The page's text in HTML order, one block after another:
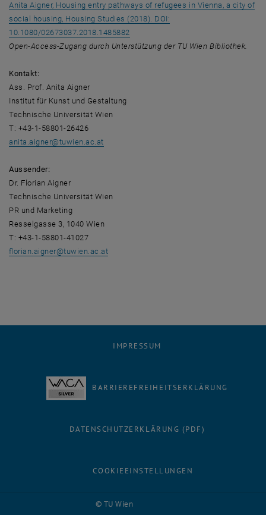
Anita Aigner, Housing entry pathways of refugees in Vienna, a city of
social housing, Housing Studies (2018). DOI:
10.1080/02673037.2018.1485882
Open-Access-Zugang durch Unterstützung der TU Wien Bibliothek.
Kontakt:
Ass. Prof. Anita Aigner
Institut für Kunst und Gestaltung
Technische Universität Wien
T: +43-1-58801-26426
anita.aigner@tuwien.ac.at
Aussender:
Dr. Florian Aigner
Technische Universität Wien
PR und Marketing
Resselgasse 3, 1040 Wien
T: +43-1-58801-41027
florian.aigner@tuwien.ac.at
© TU Wien
IMPRESSUM
BARRIEREFREIHEITSERKLÄRUNG
DATENSCHUTZERKLÄRUNG (PDF)
COOKIEEINSTELLUNGEN